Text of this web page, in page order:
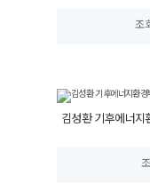
조
김성환 기후에너